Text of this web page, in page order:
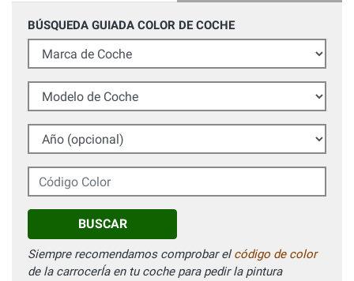
BÚSQUEDA GUIADA COLOR DE COCHE
Marca de Coche
Modelo de Coche
Año (opcional)
Código Color
BUSCAR
Siempre recomendamos comprobar elcódigo de color
de la carrocerÍa en tu coche para pedir la pintura